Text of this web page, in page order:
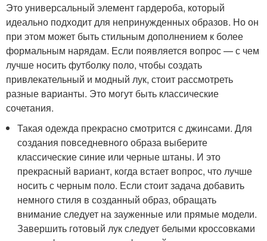
Это универсальный элемент гардероба, который
идеально подходит для непринужденных образов. Но он
при этом может быть стильным дополнением к более
формальным нарядам. Если появляется вопрос — с чем
лучше носить футболку поло, чтобы создать
привлекательный и модный лук, стоит рассмотреть
разные варианты. Это могут быть классические
сочетания.
Такая одежда прекрасно смотрится с джинсами. Для
создания повседневного образа выберите
классические синие или черные штаны. И это
прекрасный вариант, когда встает вопрос, что лучше
носить с черным поло. Если стоит задача добавить
немного стиля в созданный образ, обращать
внимание следует на зауженные или прямые модели.
Завершить готовый лук следует белыми кроссовками